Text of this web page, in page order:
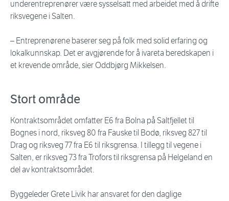
underentreprenører være sysselsatt med arbeidet med å drifte
riksvegene i Salten.
– Entreprenørene baserer seg på folk med solid erfaring og
lokalkunnskap. Det er avgjørende for å ivareta beredskapen i
et krevende område, sier Oddbjørg Mikkelsen.
Stort område
Kontraktsområdet omfatter E6 fra Bolna på Saltfjellet til
Bognes i nord, riksveg 80 fra Fauske til Bodø, riksveg 827 til
Drag og riksveg 77 fra E6 til riksgrensa. I tillegg til vegene i
Salten, er riksveg 73 fra Trofors til riksgrensa på Helgeland en
del av kontraktsområdet.
Byggeleder Grete Livik har ansvaret for den daglige